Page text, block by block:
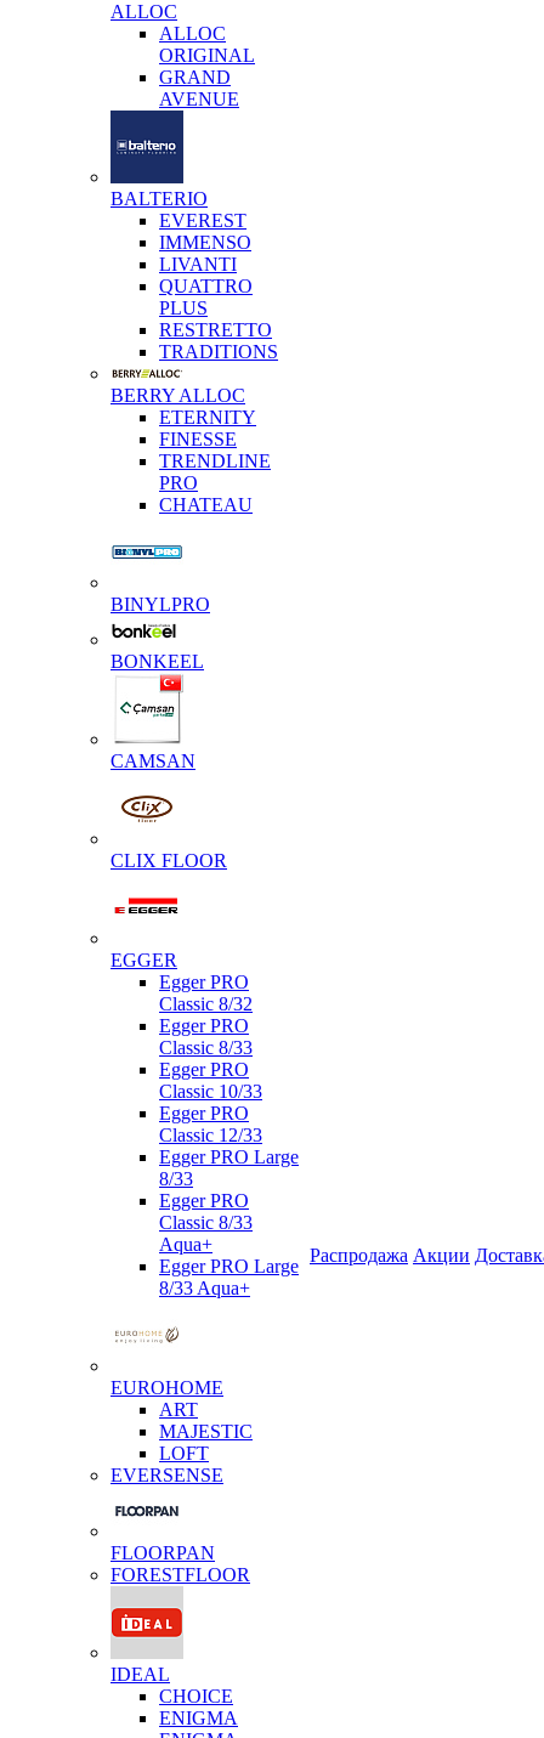
ALLOC
ALLOC
ORIGINAL
GRAND
AVENUE
BALTERIO
EVEREST
IMMENSO
LIVANTI
QUATTRO
PLUS
RESTRETTO
TRADITIONS
BERRY ALLOC
ETERNITY
FINESSE
TRENDLINE
PRO
CHATEAU
BINYLPRO
BONKEEL
CAMSAN
CLIX FLOOR
EGGER
Egger PRO
Classic 8/32
Egger PRO
Classic 8/33
Egger PRO
Classic 10/33
Egger PRO
Classic 12/33
Egger PRO Large
8/33
Egger PRO
Classic 8/33
Aqua+
Egger PRO Large
8/33 Aqua+
EUROHOME
ART
MAJESTIC
LOFT
EVERSENSE
FLOORPAN
FORESTFLOOR
IDEAL
CHOICE
ENIGMA
Распродажа Акции